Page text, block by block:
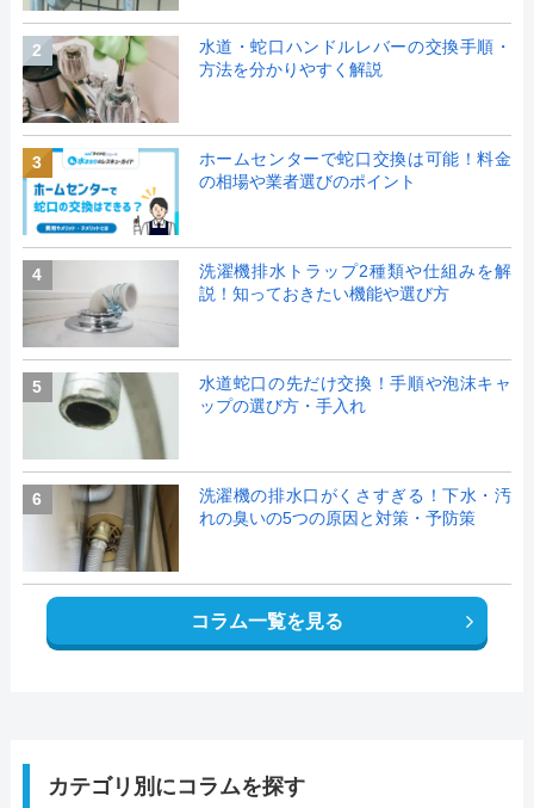
2
水道・蛇口ハンドルレバーの交換手順・
方法を分かりやすく解説
3
ホームセンターで蛇口交換は可能！料金
の相場や業者選びのポイント
4
洗濯機排水トラップ2種類や仕組みを解
説！知っておきたい機能や選び方
5
水道蛇口の先だけ交換！手順や泡沫キャ
ップの選び方・手入れ
6
洗濯機の排水口がくさすぎる！下水・汚
れの臭いの5つの原因と対策・予防策
コラム一覧を見る
カテゴリ別にコラムを探す